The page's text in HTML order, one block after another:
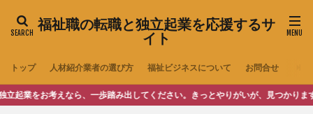
福祉職の転職と独立起業を応援するサ
イト
トップ 人材紹介業者の選び方 福祉ビジネスについて お問合せ
をお考えなら、一歩踏み出してください。きっとやりがいが、見つかります。